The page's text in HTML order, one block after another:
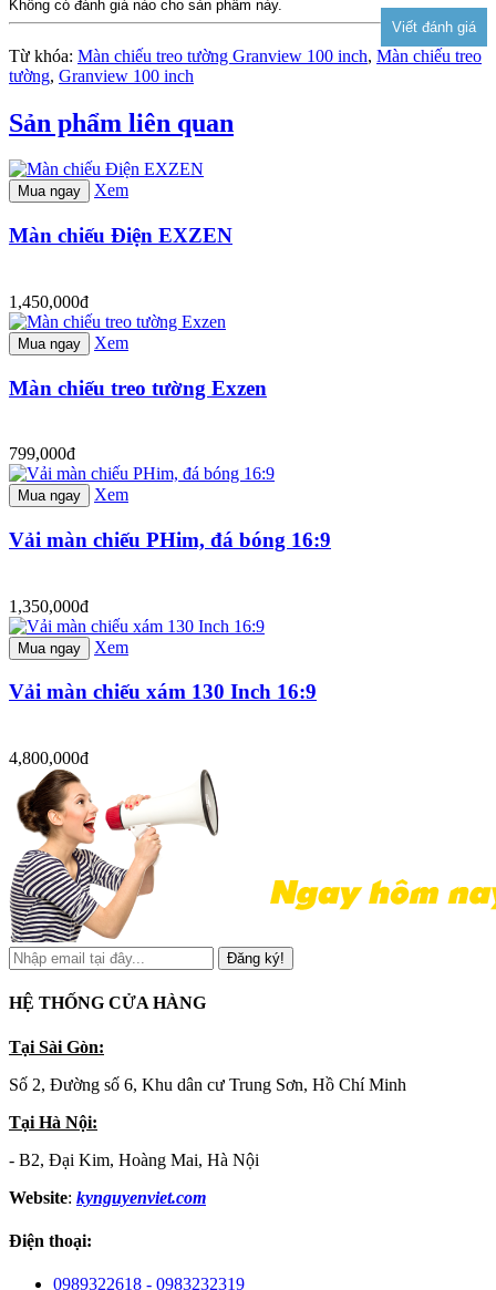
Không có đánh giá nào cho sản phẩm này.
Từ khóa: Màn chiếu treo tường Granview 100 inch, Màn chiếu treo
tường, Granview 100 inch
Sản phẩm liên quan
Mua ngay Xem
Màn chiếu Điện EXZEN
1,450,000đ
Mua ngay Xem
Màn chiếu treo tường Exzen
799,000đ
Mua ngay Xem
Vải màn chiếu PHim, đá bóng 16:9
1,350,000đ
Mua ngay Xem
Vải màn chiếu xám 130 Inch 16:9
4,800,000đ
Đăng ký!
HỆ THỐNG CỬA HÀNG
Tại Sài Gòn:
Số 2, Đường số 6, Khu dân cư Trung Sơn, Hồ Chí Minh
Tại Hà Nội:
- B2, Đại Kim, Hoàng Mai, Hà Nội
Website: kynguyenviet.com
Điện thoại:
0989322618 - 0983232319